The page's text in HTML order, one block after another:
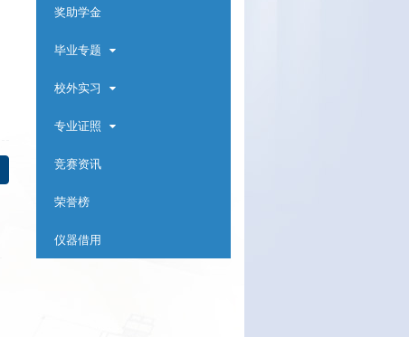
奖助学金
毕业专题
校外实习
专业证照
竞赛资讯
荣誉榜
仪器借用